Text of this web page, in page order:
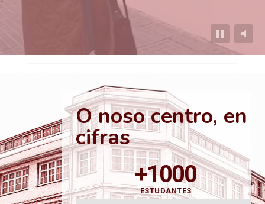
O noso centro, en
cifras
+1000
ESTUDANTES